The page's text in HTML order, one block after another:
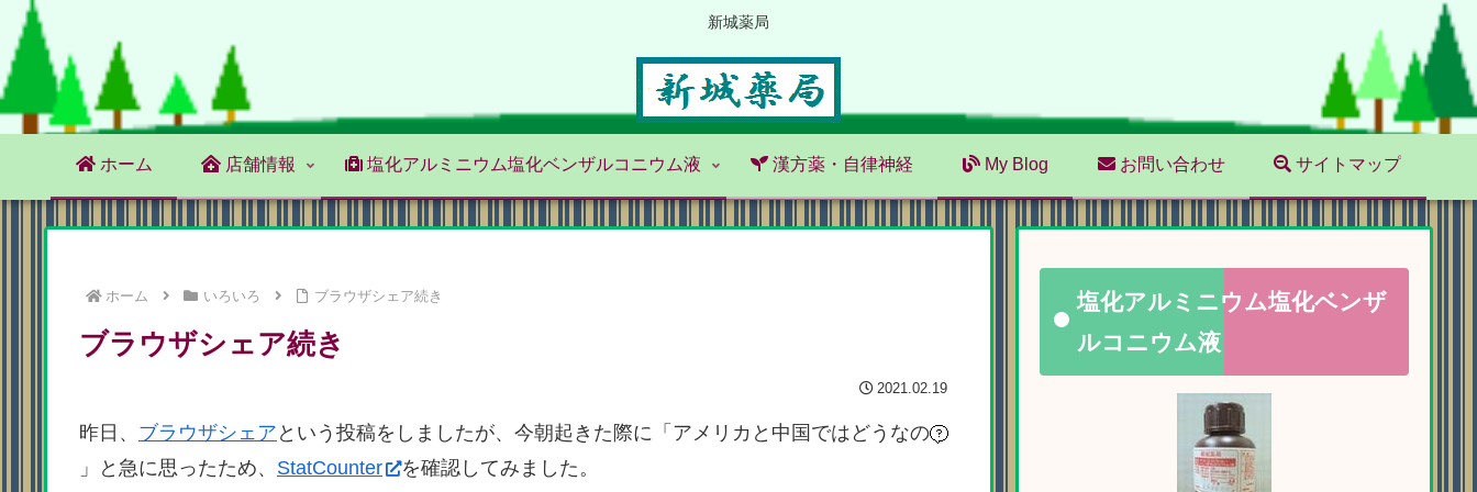
新城薬局
ホーム 店舗情報 塩化アルミニウム塩化ベンザルコニウム液 漢方薬・自律神経 My Blog お問い合わせ サイトマップ
ホーム いろいろ ブラウザシェア続き
ブラウザシェア続き
2021.02.19
昨日、 ブラウザシェア という投稿をしましたが、今朝起きた際に「アメリカと中国ではどうなの
」と急に思ったため、 StatCounter を確認してみました。
塩化アルミニウム塩化ベンザ
ルコニウム液